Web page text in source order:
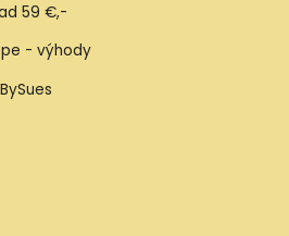
59 €,-
- výhody